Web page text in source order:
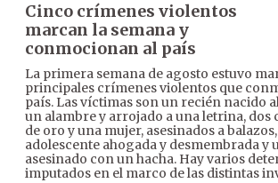
Cinco crímenes violentos
marcan la semana y
conmocionan al país
La primera semana de agosto estuvo
principales crímenes violentos que
país. Las víctimas son un recién nacido
un alambre y arrojado a una letrina, dos
de oro y una mujer, asesinados a
adolescente ahogada y desmembrada y
asesinado con un hacha. Hay varios
imputados en el marco de las distintas